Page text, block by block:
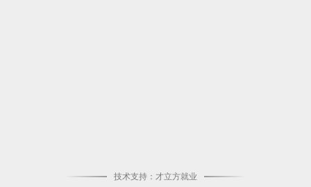
技术支持：才立方就业